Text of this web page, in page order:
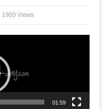
1900 Views
01:59